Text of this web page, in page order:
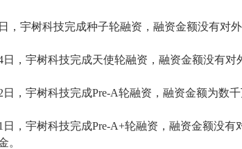
，宇树科技完成种子轮融资，融资金额没有对
日，宇树科技完成天使轮融资，融资金额没有对
日，宇树科技完成Pre-A轮融资，融资金额为数
日，宇树科技完成Pre-A+轮融资，融资金额没
。